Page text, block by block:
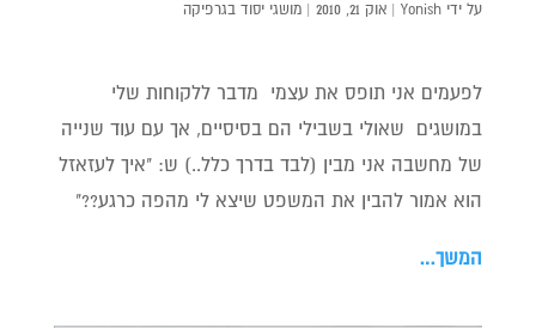
על ידי Yonish
| אוק 21, 2010 | מושגי יסוד בגרפיקה
לפעמים אני תופס את עצמי מדבר ללקוחות שלי
במושגים שאולי בשבילי הם בסיסיים, אך עם עוד שנייה
של מחשבה אני מבין (לבד בדרך כלל..) ש: "איך לעזאזל
הוא אמור להבין את המשפט שיצא לי מהפה כרגע??"
המשך…